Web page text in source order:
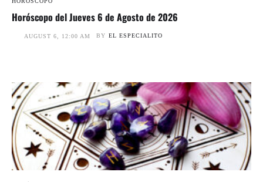
Horóscopo del Jueves 6 de Agosto de 2026
AUGUST 6, 12:00 AM BY EL ESPECIALITO